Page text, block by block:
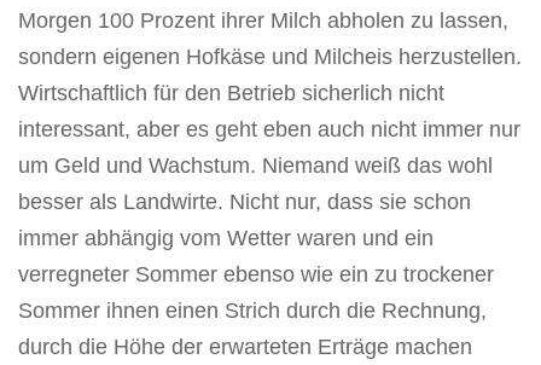
Morgen 100 Prozent ihrer Milch abholen zu lassen,
sondern eigenen Hofkäse und Milcheis herzustellen.
Wirtschaftlich für den Betrieb sicherlich nicht
interessant, aber es geht eben auch nicht immer nur
um Geld und Wachstum. Niemand weiß das wohl
besser als Landwirte. Nicht nur, dass sie schon
immer abhängig vom Wetter waren und ein
verregneter Sommer ebenso wie ein zu trockener
Sommer ihnen einen Strich durch die Rechnung,
durch die Höhe der erwarteten Erträge machen